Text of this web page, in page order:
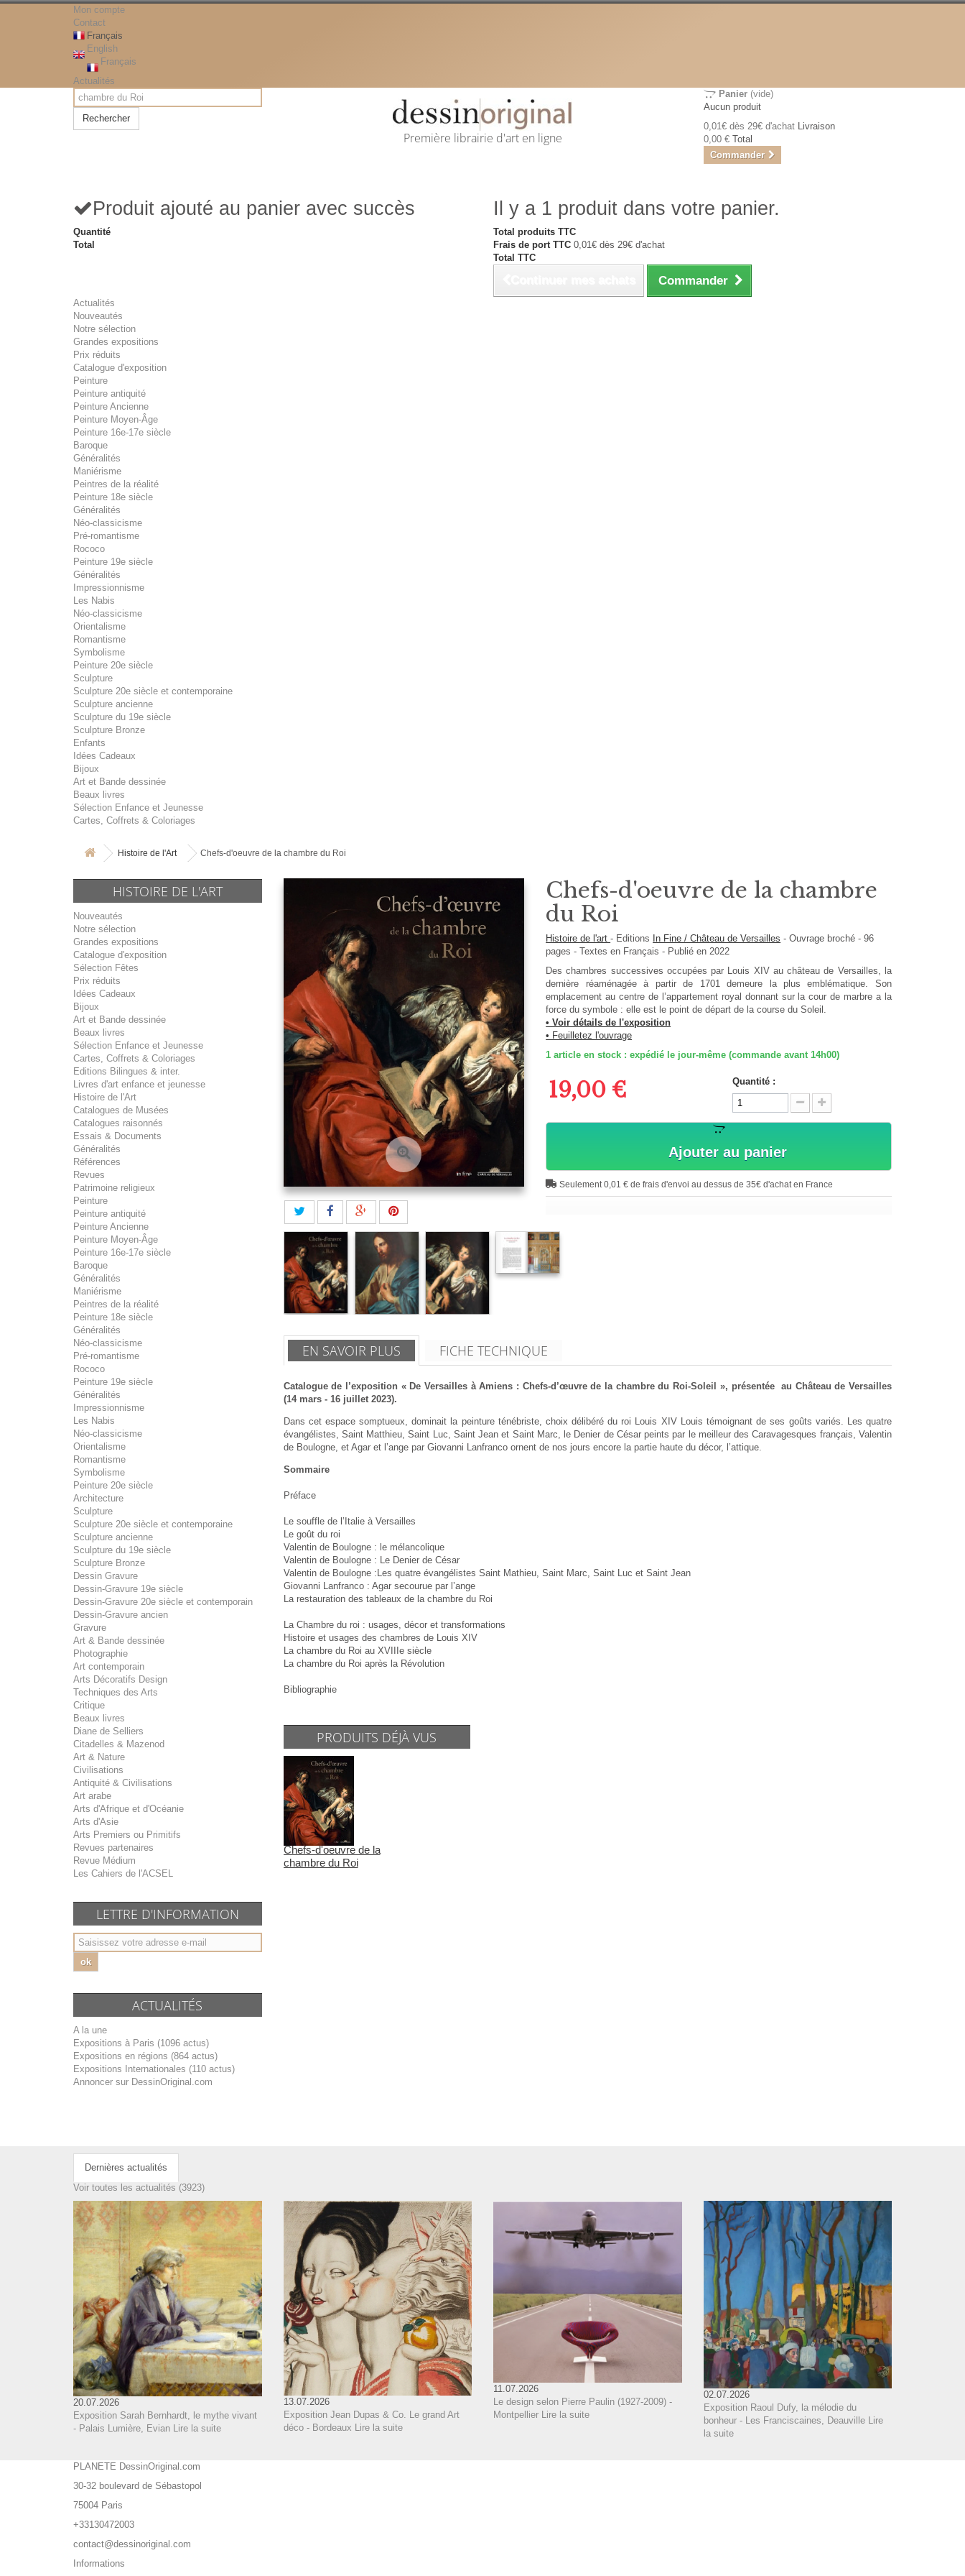
Mon compte
Contact
Français
English
Français
Actualités
Rechercher
Première librairie d'art en ligne
Panier (vide)
Aucun produit
0,01€ dès 29€ d'achat Livraison
0,00 € Total
Commander
Produit ajouté au panier avec succès
Quantité
Total
Il y a 1 produit dans votre panier.
Total produits TTC
Frais de port TTC 0,01€ dès 29€ d'achat
Total TTC
Commander
Actualités
Nouveautés
Notre sélection
Grandes expositions
Prix réduits
Catalogue d'exposition
Peinture
Peinture antiquité
Peinture Ancienne
Peinture Moyen-Âge
Peinture 16e-17e siècle
Baroque
Généralités
Maniérisme
Peintres de la réalité
Peinture 18e siècle
Généralités
Néo-classicisme
Pré-romantisme
Rococo
Peinture 19e siècle
Généralités
Impressionnisme
Les Nabis
Néo-classicisme
Orientalisme
Romantisme
Symbolisme
Peinture 20e siècle
Sculpture
Sculpture 20e siècle et contemporaine
Sculpture ancienne
Sculpture du 19e siècle
Sculpture Bronze
Enfants
Idées Cadeaux
Bijoux
Art et Bande dessinée
Beaux livres
Sélection Enfance et Jeunesse
Cartes, Coffrets & Coloriages
Histoire de l'Art Chefs-d'oeuvre de la chambre du Roi
HISTOIRE DE L'ART
Nouveautés
Notre sélection
Grandes expositions
Catalogue d'exposition
Sélection Fêtes
Prix réduits
Idées Cadeaux
Bijoux
Art et Bande dessinée
Beaux livres
Sélection Enfance et Jeunesse
Cartes, Coffrets & Coloriages
Editions Bilingues & inter.
Livres d'art enfance et jeunesse
Histoire de l'Art
Catalogues de Musées
Catalogues raisonnés
Essais & Documents
Généralités
Références
Revues
Patrimoine religieux
Peinture
Peinture antiquité
Peinture Ancienne
Peinture Moyen-Âge
Peinture 16e-17e siècle
Baroque
Généralités
Maniérisme
Peintres de la réalité
Peinture 18e siècle
Généralités
Néo-classicisme
Pré-romantisme
Rococo
Peinture 19e siècle
Généralités
Impressionnisme
Les Nabis
Néo-classicisme
Orientalisme
Romantisme
Symbolisme
Peinture 20e siècle
Architecture
Sculpture
Sculpture 20e siècle et contemporaine
Sculpture ancienne
Sculpture du 19e siècle
Sculpture Bronze
Dessin Gravure
Dessin-Gravure 19e siècle
Dessin-Gravure 20e siècle et contemporain
Dessin-Gravure ancien
Gravure
Art & Bande dessinée
Photographie
Art contemporain
Arts Décoratifs Design
Techniques des Arts
Critique
Beaux livres
Diane de Selliers
Citadelles & Mazenod
Art & Nature
Civilisations
Antiquité & Civilisations
Art arabe
Arts d'Afrique et d'Océanie
Arts d'Asie
Arts Premiers ou Primitifs
Revues partenaires
Revue Médium
Les Cahiers de l'ACSEL
LETTRE D'INFORMATION
ok
ACTUALITÉS
A la une
Expositions à Paris (1096 actus)
Expositions en régions (864 actus)
Expositions Internationales (110 actus)
Annoncer sur DessinOriginal.com
Chefs-d'oeuvre de la chambre
du Roi
Histoire de l'art- Editions In Fine / Château de Versailles -Ouvrage broché-96
pages -Textes en Français- Publié en 2022
Des chambres successives occupées par Louis XIV au château de Versailles, la
dernière réaménagée à partir de 1701 demeure la plus emblématique. Son
emplacement au centre de l’appartement royal donnant sur la cour de marbre a la
force du symbole : elle est le point de départ de la course du Soleil.
• Voir détails de l'exposition
• Feuilletez l'ouvrage
1 article en stock : expédié le jour-même (commande avant 14h00)
19,00 € Quantité :
Ajouter au panier
Seulement 0,01 € de frais d'envoi au dessus de 35€ d'achat en France
EN SAVOIR PLUS FICHE TECHNIQUE
Catalogue de l’exposition « De Versailles à Amiens : Chefs-d’œuvre de la chambre du Roi-Soleil », présentée au Château de Versailles
(14 mars - 16 juillet 2023).
Dans cet espace somptueux, dominait la peinture ténébriste, choix délibéré du roi Louis XIV Louis témoignant de ses goûts variés. Les quatre
évangélistes, Saint Matthieu, Saint Luc, Saint Jean et Saint Marc, le Denier de César peints par le meilleur des Caravagesques français, Valentin
de Boulogne, et Agar et l’ange par Giovanni Lanfranco ornent de nos jours encore la partie haute du décor, l’attique.
Sommaire
Préface
Le souffle de l’Italie à Versailles
Le goût du roi
Valentin de Boulogne : le mélancolique
Valentin de Boulogne : Le Denier de César
Valentin de Boulogne :Les quatre évangélistes Saint Mathieu, Saint Marc, Saint Luc et Saint Jean
Giovanni Lanfranco : Agar secourue par l’ange
La restauration des tableaux de la chambre du Roi
La Chambre du roi : usages, décor et transformations
Histoire et usages des chambres de Louis XIV
La chambre du Roi au XVIIIe siècle
La chambre du Roi après la Révolution
Bibliographie
PRODUITS DÉJÀ VUS
Chefs-d'oeuvre de la
chambre du Roi
Dernières actualités
Voir toutes les actualités (3923)
20.07.2026
Exposition Sarah Bernhardt, le mythe vivant
- Palais Lumière, Evian
Lire la suite
13.07.2026
Exposition Jean Dupas & Co. Le grand Art
déco - Bordeaux Lire la suite
11.07.2026
Le design selon Pierre Paulin (1927-2009) -
Montpellier Lire la suite
02.07.2026
Exposition Raoul Dufy, la mélodie du
bonheur - Les Franciscaines, Deauville
Lire
la suite
PLANETE DessinOriginal.com
30-32 boulevard de Sébastopol
75004 Paris
+33130472003
contact@dessinoriginal.com
Informations